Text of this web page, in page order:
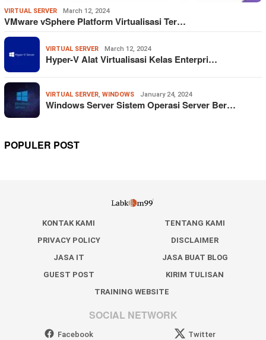
VIRTUAL SERVER March 12, 2024
VMware vSphere Platform Virtualisasi Ter…
VIRTUAL SERVER March 12, 2024
Hyper-V Alat Virtualisasi Kelas Enterpri…
VIRTUAL SERVER, WINDOWS January 24, 2024
Windows Server Sistem Operasi Server Ber…
POPULER POST
KONTAK KAMI
TENTANG KAMI
PRIVACY POLICY
DISCLAIMER
JASA IT
JASA BUAT BLOG
GUEST POST
KIRIM TULISAN
TRAINING WEBSITE
SOCIAL NETWORK
Facebook Twitter